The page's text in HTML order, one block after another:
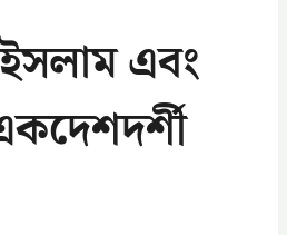
এবং